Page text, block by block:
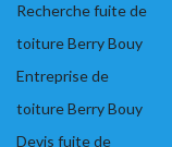
Recherche fuite de
toiture Berry Bouy
Entreprise de
toiture Berry Bouy
Devis fuite de